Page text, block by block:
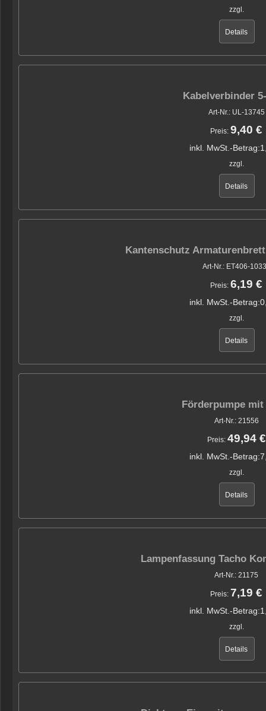
zzgl.
Details
Kabelverbinder
Art-Nr.: UL-13745
Preis:9,40 €
inkl. MwSt.-Betrag:
zzgl.
Details
Kantenschutz
Art-Nr.: ET406-
Preis:6,19 €
inkl. MwSt.-Betrag:
zzgl.
Details
Förderpumpe
Art-Nr.: 21556
Preis: 49,94 €
inkl. MwSt.-Betrag:
zzgl.
Details
Lampenfassung Tacho
Art-Nr.: 21175
Preis: 7,19 €
inkl. MwSt.-Betrag:
zzgl.
Details